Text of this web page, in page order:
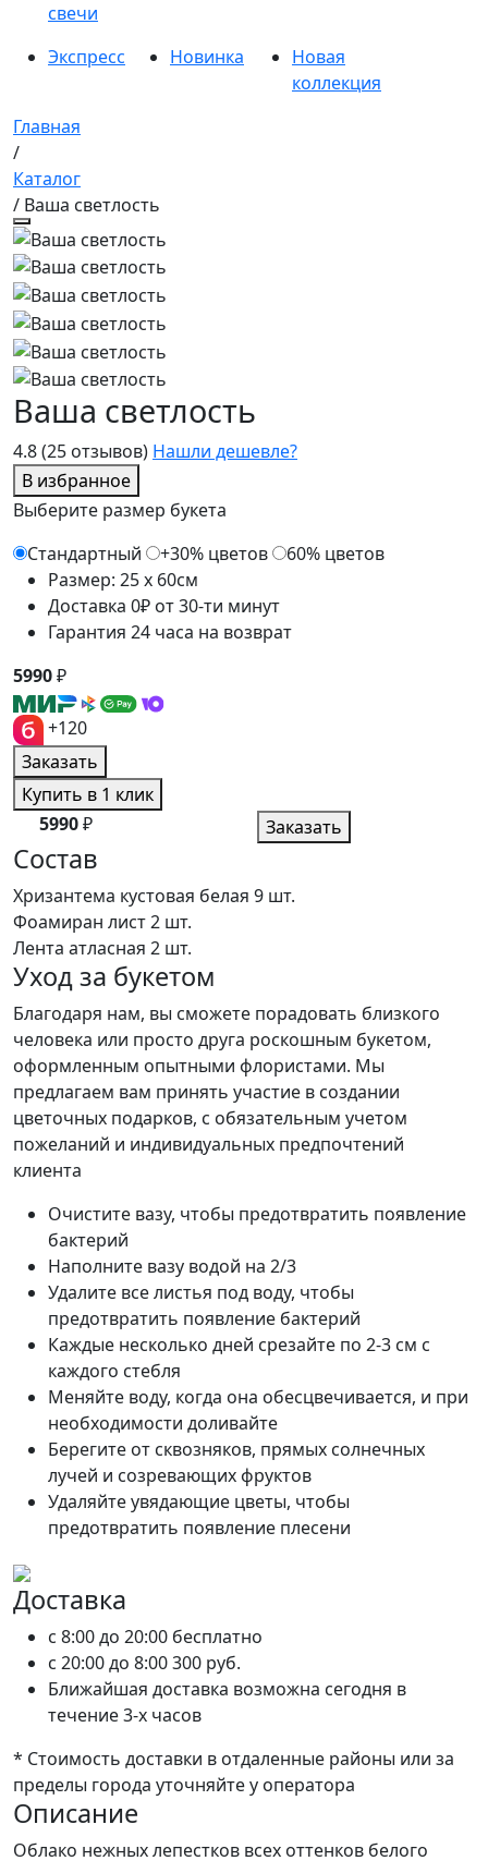
свечи
Экспресс
Новинка
Новая
коллекция
Главная
/
Каталог
/ Ваша светлость
4.8(25 отзывов) Нашли дешевле?
В избранное
Ваша светлость
Выберите размер букета
Стандартный
+30% цветов
60% цветов
Размер: 25 x 60см
Доставка 0₽ от 30-ти минут
Гарантия 24 часа на возврат
5990₽
+120
Заказать
Купить в 1 клик
5990₽ Заказать
Состав
Хризантема кустовая белая 9 шт.
Фоамиран лист2 шт.
Лента атласная 2 шт.
Уход за букетом
Благодаря нам, вы сможете порадовать близкого
человека или просто друга роскошным букетом,
оформленным опытными флористами. Мы
предлагаем вам принять участие в создании
цветочных подарков, с обязательным учетом
пожеланий и индивидуальных предпочтений
клиента
Очистите вазу, чтобы предотвратить появление
бактерий
Наполните вазу водой на 2/3
Удалите все листья под воду, чтобы
предотвратить появление бактерий
Каждые несколько дней срезайте по 2-3 см с
каждого стебля
Меняйте воду, когда она обесцвечивается, и при
необходимости доливайте
Берегите от сквозняков, прямых солнечных
лучей и созревающих фруктов
Удаляйте увядающие цветы, чтобы
предотвратить появление плесени
Доставка
c 8:00 до 20:00 бесплатно
c 20:00 до 8:00300 руб.
Ближайшая доставка возможна сегодня в
течение 3-х часов
* Стоимость доставки в отдаленные районы или за
пределы города уточняйте у оператора
Описание
Облако нежных лепестков всех оттенков белого